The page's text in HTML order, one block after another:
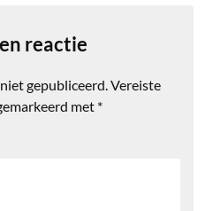
reactie
gepubliceerd.Vereiste
met *